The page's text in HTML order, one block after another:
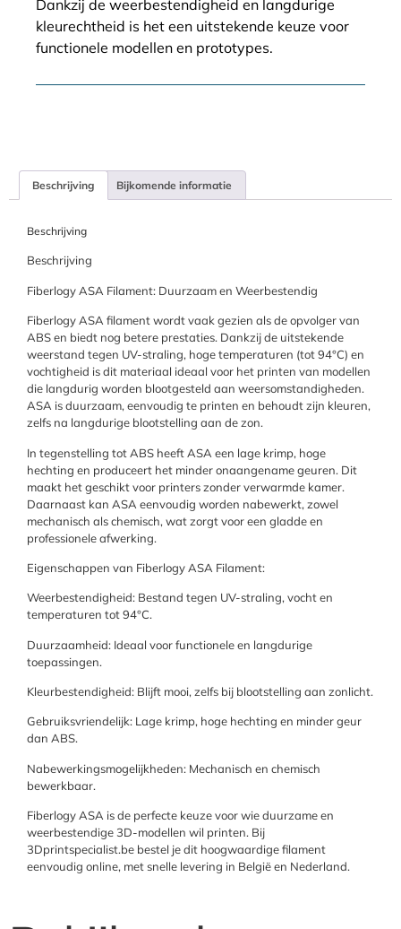
Dankzij de weerbestendigheid en langdurige
kleurechtheid is het een uitstekende keuze voor
functionele modellen en prototypes.
Beschrijving Bijkomende informatie
Beschrijving
Beschrijving
Fiberlogy ASA Filament: Duurzaam en Weerbestendig
Fiberlogy ASA filament wordt vaak gezien als de opvolger van
ABS en biedt nog betere prestaties. Dankzij de uitstekende
weerstand tegen UV-straling, hoge temperaturen (tot 94°C) en
vochtigheid is dit materiaal ideaal voor het printen van modellen
die langdurig worden blootgesteld aan weersomstandigheden.
ASA is duurzaam, eenvoudig te printen en behoudt zijn kleuren,
zelfs na langdurige blootstelling aan de zon.
In tegenstelling tot ABS heeft ASA een lage krimp, hoge
hechting en produceert het minder onaangename geuren. Dit
maakt het geschikt voor printers zonder verwarmde kamer.
Daarnaast kan ASA eenvoudig worden nabewerkt, zowel
mechanisch als chemisch, wat zorgt voor een gladde en
professionele afwerking.
Eigenschappen van Fiberlogy ASA Filament:
Weerbestendigheid: Bestand tegen UV-straling, vocht en
temperaturen tot 94°C.
Duurzaamheid: Ideaal voor functionele en langdurige
toepassingen.
Kleurbestendigheid: Blijft mooi, zelfs bij blootstelling aan zonlicht.
Gebruiksvriendelijk: Lage krimp, hoge hechting en minder geur
dan ABS.
Nabewerkingsmogelijkheden: Mechanisch en chemisch
bewerkbaar.
Fiberlogy ASA is de perfecte keuze voor wie duurzame en
weerbestendige 3D-modellen wil printen. Bij
3Dprintspecialist.be bestel je dit hoogwaardige filament
eenvoudig online, met snelle levering in België en Nederland.